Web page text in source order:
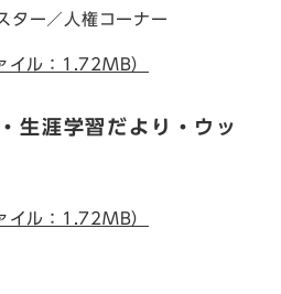
ター／人権コーナー
イル：1.72MB）
生涯学習だより・ウッ
イル：1.72MB）